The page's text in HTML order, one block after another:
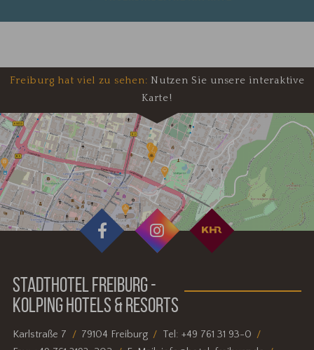
Freiburg hat viel zu sehen: Nutzen Sie unsere interaktive
Karte!
STADTHOTEL FREIBURG -
KOLPING HOTELS & RESORTS
Karlstraße 7 79104 Freiburg Tel: +49 761 31 93-0